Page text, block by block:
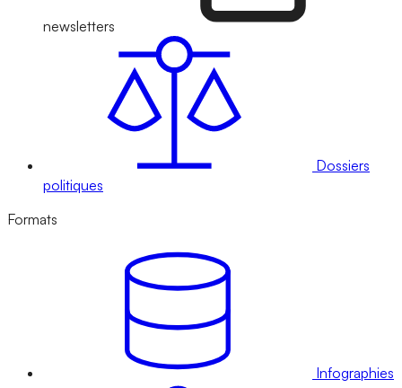
newsletters
Dossiers
politiques
Formats
Infographies